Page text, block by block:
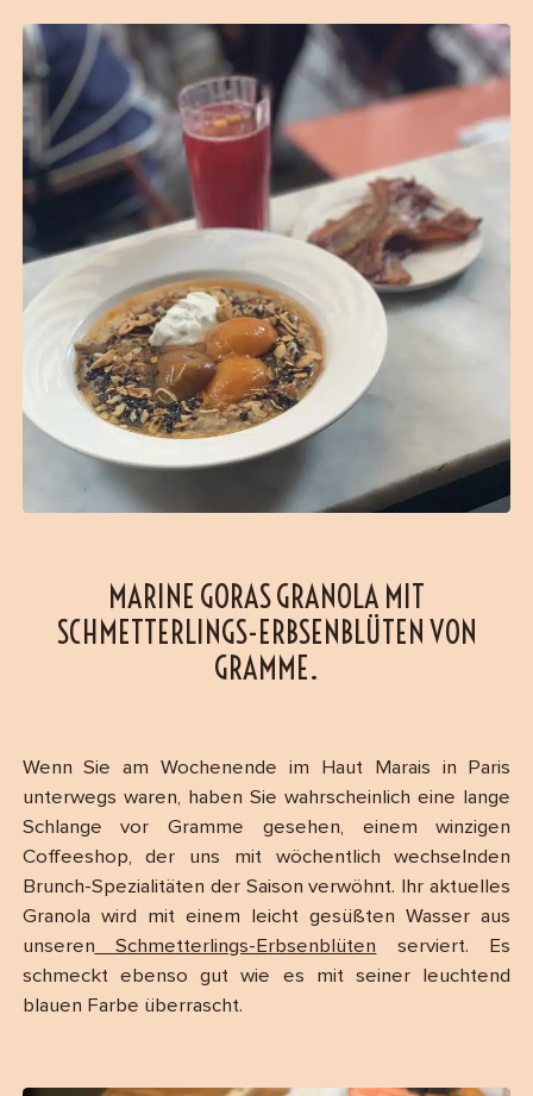
MARINE GORAS GRANOLA MIT
SCHMETTERLINGS-ERBSENBLÜTEN VON
GRAMME.
Wenn Sie am Wochenende im Haut Marais in Paris
unterwegs waren, haben Sie wahrscheinlich eine lange
Schlange vor Gramme gesehen, einem winzigen
Coffeeshop, der uns mit wöchentlich wechselnden
Brunch-Spezialitäten der Saison verwöhnt. Ihr aktuelles
Granola wird mit einem leicht gesüßten Wasser aus
unseren Schmetterlings-Erbsenblüten serviert. Es
schmeckt ebenso gut wie es mit seiner leuchtend
blauen Farbe überrascht.